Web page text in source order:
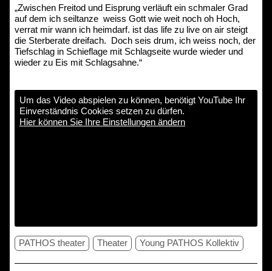
„Zwischen Freitod und Eisprung verläuft ein schmaler Grad
auf dem ich seiltanze weiss Gott wie weit noch oh Hoch,
verrat mir wann ich heimdarf. ist das life zu live on air steigt
die Sterberate dreifach. Doch seis drum, ich weiss noch, der
Tiefschlag in Schieflage mit Schlagseite wurde wieder und
wieder zu Eis mit Schlagsahne.“
Um das Video abspielen zu können, benötigt YouTube Ihr
Einverständnis Cookies setzen zu dürfen.
Hier können Sie Ihre Einstellungen ändern
PATHOS theater Theater Young PATHOS Kollektiv